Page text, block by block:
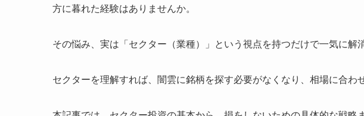
方に暮れた経験はありませんか。
その悩み、実は「セクター（業種）」という視点を持つだけで一気に解
セクターを理解すれば、闇雲に銘柄を探す必要がなくなり、相場に合わ